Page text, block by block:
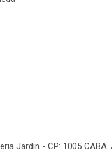
Jardin - CP: 1005